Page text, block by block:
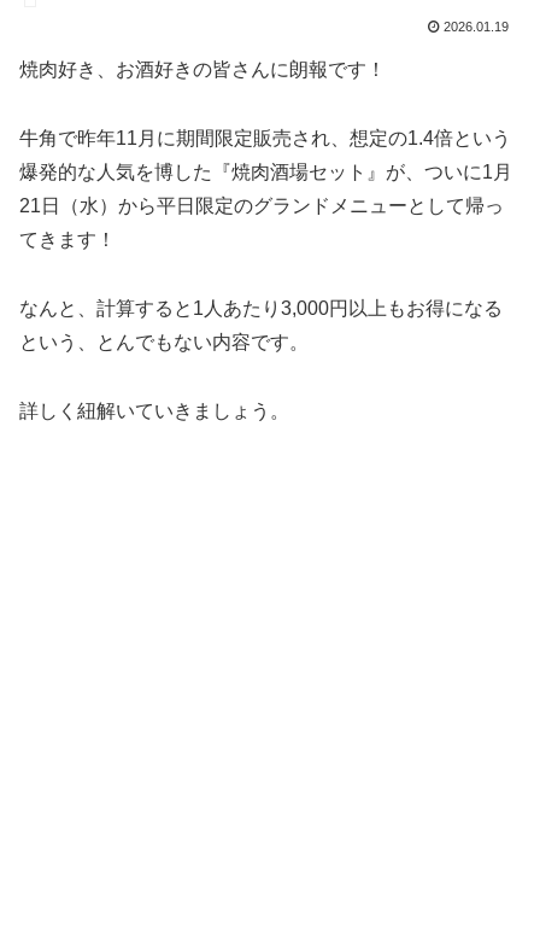
2026.01.19
焼肉好き、お酒好きの皆さんに朗報です！
牛角で昨年11月に期間限定販売され、想定の1.4倍という
爆発的な人気を博した『焼肉酒場セット』が、ついに1月
21日（水）から平日限定のグランドメニューとして帰っ
てきます！
なんと、計算すると1人あたり3,000円以上もお得になる
という、とんでもない内容です。
詳しく紐解いていきましょう。